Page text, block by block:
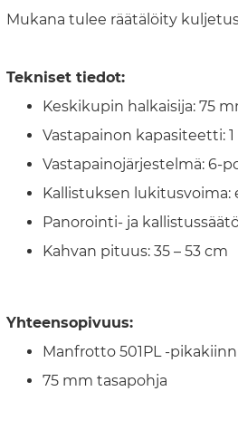
Mukana tulee räätälöity
Tekniset tiedot:
Keskikupin halkaisija: 75
Vastapainon kapasiteetti: 1
Vastapainojärjestelmä: 6-
Kallistuksen lukitusvoima:
Panorointi- ja
Kahvan pituus: 35 – 53 cm
Yhteensopivuus:
Manfrotto 501PL -
75 mm tasapohja